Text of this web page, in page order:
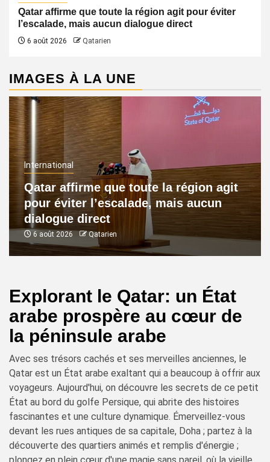
Qatar affirme que toute la région agit pour éviter
l’escalade, mais aucun dialogue direct
6 août 2026 Qatarien
IMAGES À LA UNE
International
Qatar affirme que toute la région agit
pour éviter l’escalade, mais aucun
dialogue direct
6 août 2026 Qatarien
Explorant le Qatar: un État
arabe prospère au cœur de
la péninsule arabe
Avec ses trésors cachés et ses merveilles anciennes, le
Qatar est un État arabe exaltant qui a beaucoup à offrir aux
voyageurs. Aujourd'hui, on découvre les secrets de ce petit
État au bord du golfe Persique, qui abrite des histoires
fascinantes et une culture dynamique. Émerveillez-vous
devant les rues antiques de sa capitale, Doha ; partez à la
découverte des quartiers animés et remplis d'énergie ;